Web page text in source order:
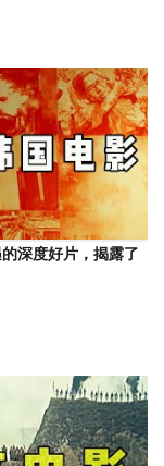
深度好片，揭露了